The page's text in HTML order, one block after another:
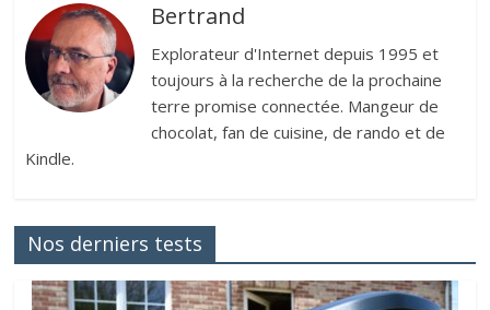
Bertrand
Explorateur d'Internet depuis 1995 et
toujours à la recherche de la prochaine
terre promise connectée. Mangeur de
chocolat, fan de cuisine, de rando et de
Kindle.
Nos derniers tests